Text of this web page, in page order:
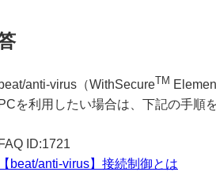
beat/anti-virus（WithSecureTM
PCを利用したい場合は、下記の手順
FAQ ID:1721
【beat/anti-virus】接続制御とは